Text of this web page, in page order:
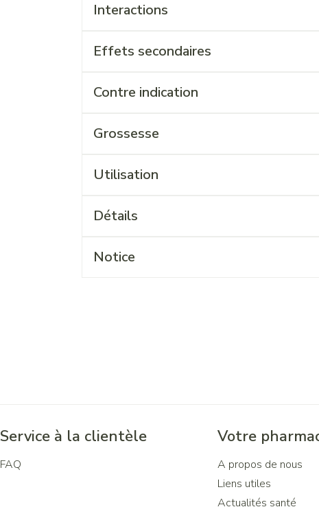
Interactions
Effets secondaires
Contre indication
Grossesse
Utilisation
Détails
Notice
Service à la clientèle
FAQ
Votre
A propos de nous
Liens utiles
Actualités santé